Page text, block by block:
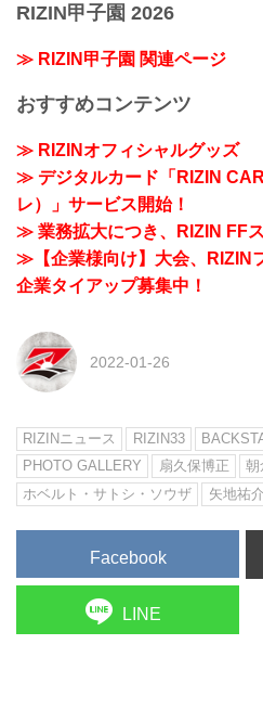
RIZIN甲子園 2026
≫ RIZIN甲子園 関連ページ
おすすめコンテンツ
≫ RIZINオフィシャルグッズ
≫ デジタルカード「RIZIN
レ）」サービス開始！
≫ 業務拡大につき、RIZIN FF
≫【企業様向け】大会、RIZIN
企業タイアップ募集中！
2022-01-26
RIZINニュース RIZIN33
PHOTO GALLERY
扇久保博正
朝
ホベルト・サトシ・ソウザ
矢地祐介
Facebook
LINE